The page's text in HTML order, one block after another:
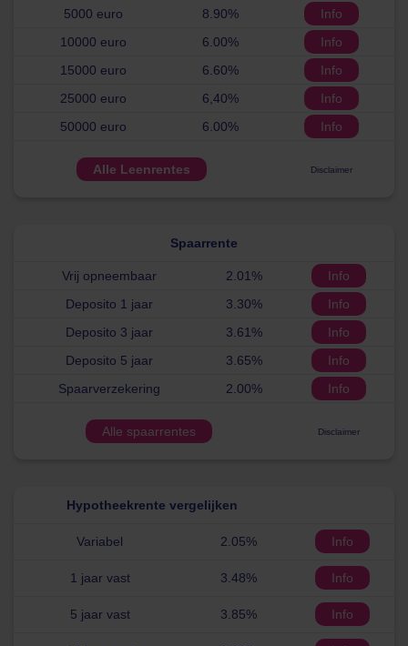
5000 euro 8.90%
Info
10000 euro
6.00%
Info
15000 euro
6.60%
Info
25000 euro
6,40%
Info
50000 euro
6.00% Info
Alle Leenrentes Disclaimer
Spaarrente
Vrij opneembaar 2.01%
Info
Deposito 1 jaar
3.30%
Info
Deposito 3 jaar
3.61%
Info
Deposito 5 jaar
3.65%
Info
Spaarverzekering
2.00% Info
Alle spaarrentes Disclaimer
Hypotheekrente vergelijken
Variabel 2.05% Info
1 jaar vast 3.48% Info
5 jaar vast 3.85% Info